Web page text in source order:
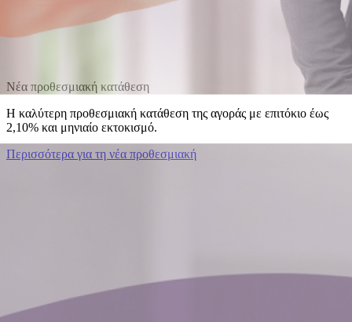
Νέα προθεσμιακή κατάθεση
Η καλύτερη προθεσμιακή κατάθεση της αγοράς με επιτόκιο έως
2,10% και μηνιαίο εκτοκισμό.
Περισσότερα για τη νέα προθεσμιακή